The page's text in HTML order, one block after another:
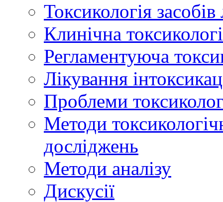
Токсикологія
Клинічна
Регламентуюча
Лікування
Проблеми
Методи
досліджень
Методи аналізу
Дискусії